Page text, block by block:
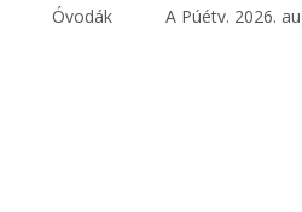
Óvodák A Púétv. 2026.